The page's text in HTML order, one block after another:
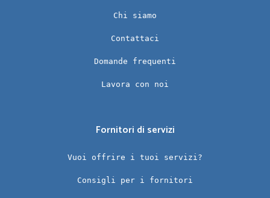
Chi siamo
Contattaci
Domande frequenti
Lavora con noi
Fornitori di servizi
Vuoi offrire i tuoi servizi?
Consigli per i fornitori